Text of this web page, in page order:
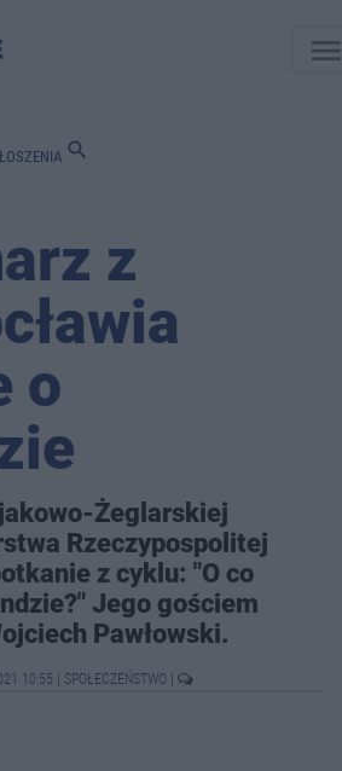
search
z
o
Żeglarskiej
Rzeczypospolitej
z cyklu: "O co
Jego gościem
Pawłowski.
10:55 SPOŁECZEŃSTWO